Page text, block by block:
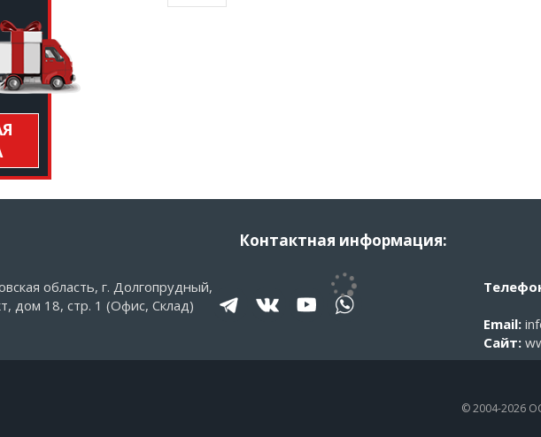
Контактная информация:
область, г. Долгопрудный,
дом 18, стр. 1 (Офис, Склад)
Email:
Сайт:
© 2004-2026